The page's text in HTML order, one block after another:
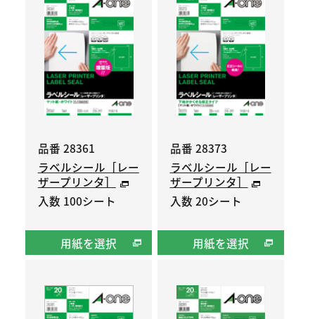
品番 28361
ラベルシール［レー
ザープリンタ］
入数 100シート
用紙を選択
品番 28373
ラベルシール［レー
ザープリンタ］
入数 20シート
用紙を選択